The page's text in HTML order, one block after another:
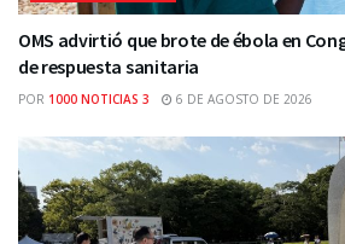
OMS advirtió que brote de ébola en
de respuesta sanitaria
POR 1000 NOTICIAS 3 6 DE AGOSTO DE 2026